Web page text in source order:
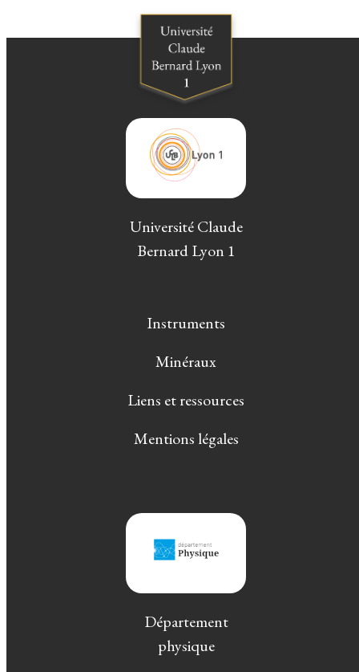
Université Claude
Bernard Lyon 1
Instruments
Minéraux
Liens et ressources
Mentions légales
Département
physique